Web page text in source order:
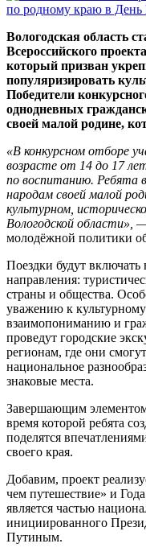
Вологодская область
Всероссийского
который призван
популяризировать
Победители
однодневных
своей малой родине,
«В конкурсном отборе
возрасте от 14 до 17
по воспитанию. Ребята
народам своей малой
культурном,
Вологодской области», —
молодёжной политики
Поездки будут включать
направления:
страны и общества.
уважению к
взаимопониманию и
проведут городские
регионам, где они
национальное
знаковые места.
Завершающим
время которой ребята
поделятся
своего края.
Добавим, проект
чем путешествие» и
является частью
инициированного
Путиным.